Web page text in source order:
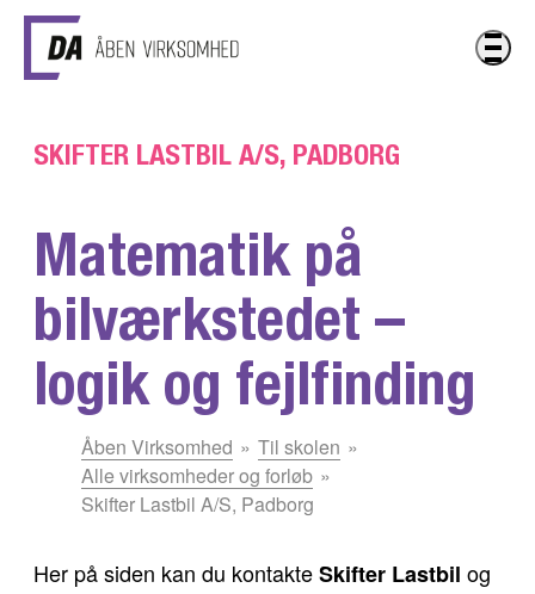
Gå til hovedindhold
SKIFTER LASTBIL A/S, PADBORG
Matematik på
bilværkstedet –
logik og fejlfinding
Åben Virksomhed
Til skolen
Alle virksomheder og forløb
Skifter Lastbil A/S, Padborg
Her på siden kan du kontakteSkifter Lastbil og